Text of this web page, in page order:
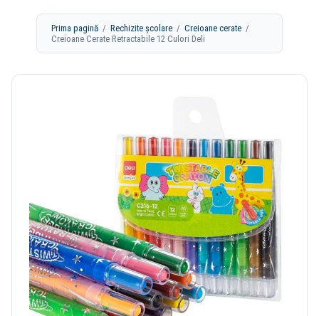
Prima pagină /Rechizite școlare /Creioane cerate /
Creioane Cerate Retractabile 12 Culori Deli